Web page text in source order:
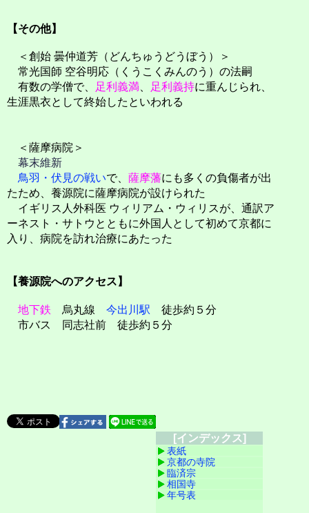
【その他】
＜創始 曇仲道芳（どんちゅうどうぼう）＞
常光国師 空谷明応（くうこくみんのう）の法嗣
有数の学僧で、
足利義満 足利義持に重んじられ、
生涯黒衣として終始したといわれる
＜薩摩病院＞
幕末維新
鳥羽・伏見の戦いで、 薩摩藩にも多くの負傷者が出
たため、養源院に薩摩病院が設けられた
イギリス人外科医 ウィリアム・ウィリスが、通訳ア
ーネスト・サトウとともに外国人として初めて京都に
入り、病院を訪れ治療にあたった
【養源院へのアクセス】
地下鉄 烏丸線 今出川駅 徒歩約５分
市バス 同志社前 徒歩約５分
[インデックス]
表紙
京都の寺院
臨済宗
相国寺
年号表